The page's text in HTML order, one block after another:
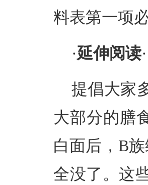
料表第一项
·延伸阅读·
提倡大家
大部分的膳
白面后，B
全没了。这